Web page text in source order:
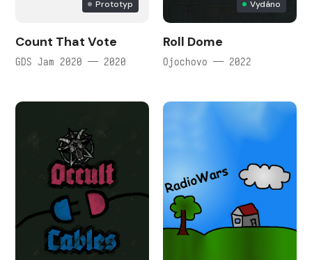
Prototyp
Count That Vote
GDS Jam 2020 — 2020
Vydáno
Roll Dome
Ojochovo — 2022